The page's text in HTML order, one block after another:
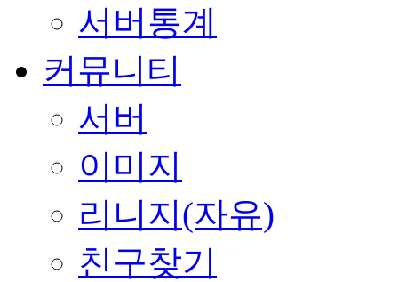
서버통계
커뮤니티
서버
이미지
리니지(자유)
친구찾기